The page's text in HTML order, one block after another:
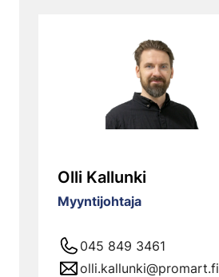
Olli Kallunki
Myyntijohtaja
045 849 3461
olli.kallunki@promart.fi